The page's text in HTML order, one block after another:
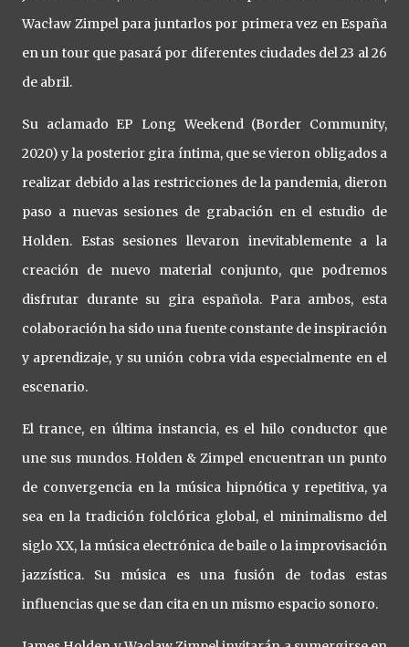
Wacław Zimpel para juntarlos por primera vez en España
en un tour que pasará por diferentes ciudades del 23 al 26
de abril.
Su aclamado EP Long Weekend (Border Community,
2020) y la posterior gira íntima, que se vieron obligados a
realizar debido a las restricciones de la pandemia, dieron
paso a nuevas sesiones de grabación en el estudio de
Holden. Estas sesiones llevaron inevitablemente a la
creación de nuevo material conjunto, que podremos
disfrutar durante su gira española. Para ambos, esta
colaboración ha sido una fuente constante de inspiración
y aprendizaje, y su unión cobra vida especialmente en el
escenario.
El trance, en última instancia, es el hilo conductor que
une sus mundos. Holden & Zimpel encuentran un punto
de convergencia en la música hipnótica y repetitiva, ya
sea en la tradición folclórica global, el minimalismo del
siglo XX, la música electrónica de baile o la improvisación
jazzística. Su música es una fusión de todas estas
influencias que se dan cita en un mismo espacio sonoro.